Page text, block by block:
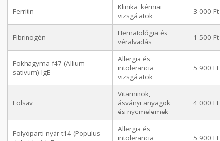
Ferritin
Klinikai kémiai
vizsgálatok
3 000 Ft
Fibrinogén
Hematológia és
véralvadás
1 500 Ft
Fokhagyma f47 (Allium
sativum) IgE
Allergia és
intolerancia
vizsgálatok
5 900 Ft
Folsav
Vitaminok,
ásványi anyagok
és nyomelemek
4 000 Ft
Folyóparti nyár t14 (Populus
Allergia és
intolerancia
5 900 Ft